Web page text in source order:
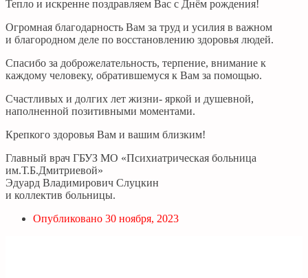
Тепло и искренне поздравляем Вас с Днём рождения!
Огромная благодарность Вам за труд и усилия в важном
и благородном деле по восстановлению здоровья людей.
Спасибо за доброжелательность, терпение, внимание к
каждому человеку, обратившемуся к Вам за помощью.
Счастливых и долгих лет жизни- яркой и душевной,
наполненной позитивными моментами.
Крепкого здоровья Вам и вашим близким!
Главный врач ГБУЗ МО «Психиатрическая больница
им.Т.Б.Дмитриевой»
Эдуард Владимирович Слуцкин
и коллектив больницы.
Опубликовано 30 ноября, 2023